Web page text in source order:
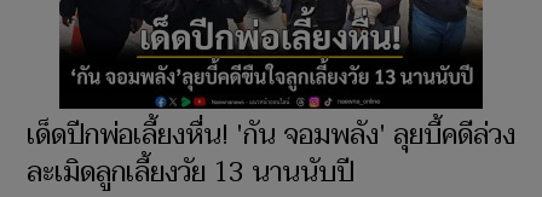
เด็ดปีกพ่อเลี้ยงหื่น! 'กัน จอมพลัง' ลุยบี้คดีล่วง
ละเมิดลูกเลี้ยงวัย 13 นานนับปี